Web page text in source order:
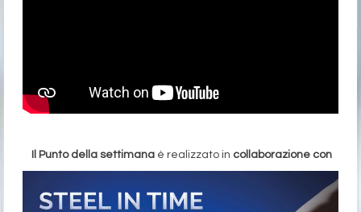
Il Punto della settimana è realizzato in collaborazione con